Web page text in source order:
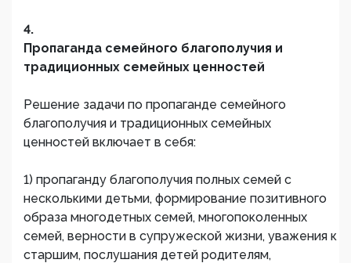
4.
Пропаганда семейного благополучия и
традиционных семейных ценностей
Решение задачи по пропаганде семейного
благополучия и традиционных семейных
ценностей включает в себя:
1) пропаганду благополучия полных семей с
несколькими детьми, формирование позитивного
образа многодетных семей, многопоколенных
семей, верности в супружеской жизни, уважения к
старшим, послушания детей родителям,